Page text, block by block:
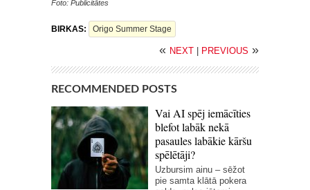
Foto: Publicitātes
BIRKAS: Origo Summer Stage
« NEXT PREVIOUS »
RECOMMENDED POSTS
Vai AI spēj iemācīties
blefot labāk nekā
pasaules labākie kāršu
spēlētāji?
Uzbursim ainu – sēžot
pie samta klātā pokera